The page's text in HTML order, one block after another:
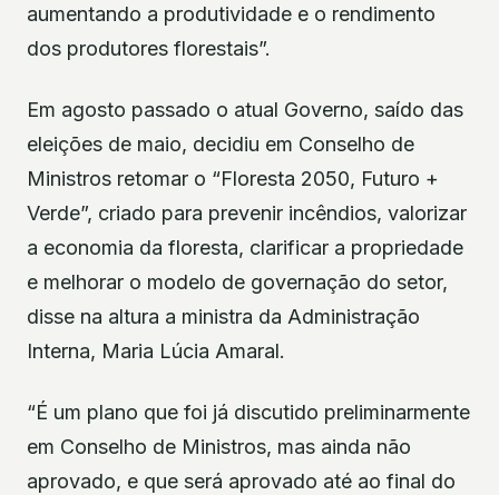
aumentando a produtividade e o rendimento
dos produtores florestais”.
Em agosto passado o atual Governo, saído das
eleições de maio, decidiu em Conselho de
Ministros retomar o “Floresta 2050, Futuro +
Verde”, criado para prevenir incêndios, valorizar
a economia da floresta, clarificar a propriedade
e melhorar o modelo de governação do setor,
disse na altura a ministra da Administração
Interna, Maria Lúcia Amaral.
“É um plano que foi já discutido preliminarmente
em Conselho de Ministros, mas ainda não
aprovado, e que será aprovado até ao final do